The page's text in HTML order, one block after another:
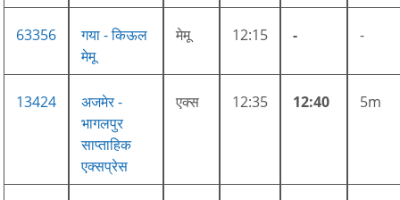
63356
गया - किऊल
मेमू
मेमू 12:15 - -
13424
अजमेर -
भागलपुर
साप्ताहिक
एक्सप्रेस
एक्स 12:35 12:40 5m